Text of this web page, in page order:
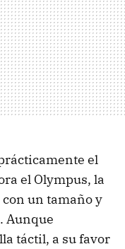
el
el Olympus, la
con un tamaño y
Aunque
táctil, a su favor